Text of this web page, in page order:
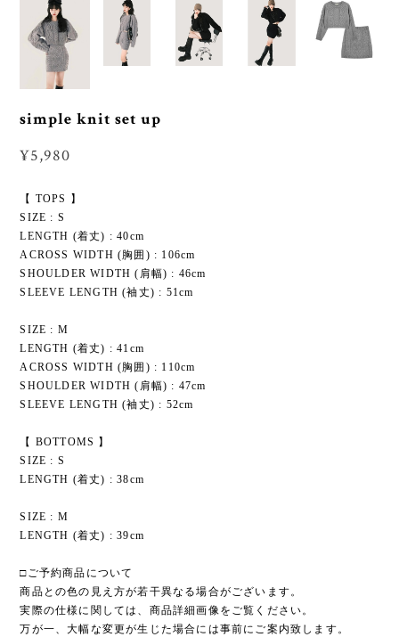
simple knit set up
¥5,980
【 TOPS 】
SIZE : S
LENGTH (着丈) : 40cm
ACROSS WIDTH (胸囲) : 106cm
SHOULDER WIDTH (肩幅) : 46cm
SLEEVE LENGTH (袖丈) : 51cm
SIZE : M
LENGTH (着丈) : 41cm
ACROSS WIDTH (胸囲) : 110cm
SHOULDER WIDTH (肩幅) : 47cm
SLEEVE LENGTH (袖丈) : 52cm
【 BOTTOMS 】
SIZE : S
LENGTH (着丈) : 38cm
SIZE : M
LENGTH (着丈) : 39cm
□ご予約商品について
商品との色の見え方が若干異なる場合がございます。
実際の仕様に関しては、商品詳細画像をご覧ください。
万が一、大幅な変更が生じた場合には事前にご案内致します。